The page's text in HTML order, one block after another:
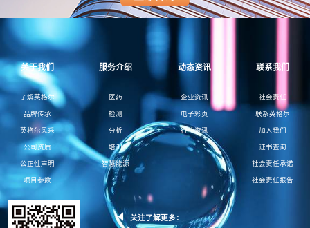
关于我们
了解英格尔
品牌传承
英格尔风采
公司资质
公正性声明
项目参数
服务介绍
医药
检测
分析
培训
智慧能源
动态资讯
企业资讯
电子彩页
行业资讯
联系我们
社会责任
联系英格尔
加入我们
证书查询
社会责任承诺
社会责任报告
关注了解更多：